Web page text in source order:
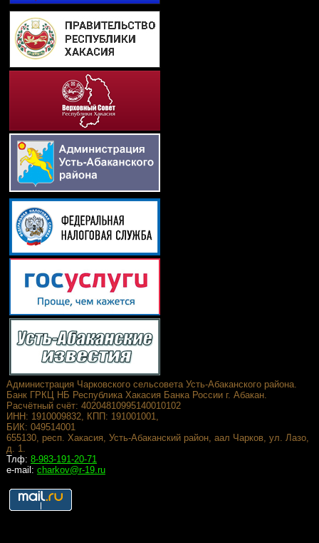
Администрация Чарковского сельсовета Усть-Абаканского района.
Банк ГРКЦ НБ Республика Хакасия Банка России г. Абакан.
Расчётный счёт: 40204810995140010102
ИНН: 1910009832, КПП: 191001001,
БИК: 049514001
655130, респ. Хакасия, Усть-Абаканский район, аал Чарков, ул. Лазо,
д. 1.
Тлф: 8-983-191-20-71
e-mail: charkov@r-19.ru